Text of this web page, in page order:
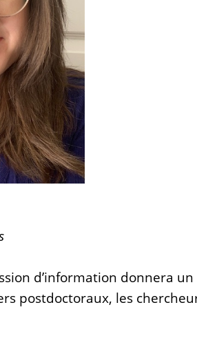
d’information donnera
postdoctoraux, les